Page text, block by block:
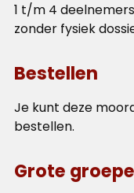
1 t/m 4
zonder fysiek
Bestellen
Je kunt deze
bestellen.
Grote